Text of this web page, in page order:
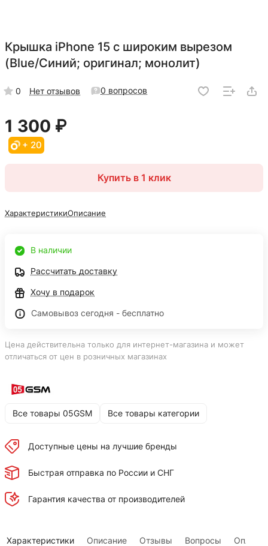
Крышка iPhone 15 с широким вырезом
(Blue/Синий; оригинал; монолит)
0 Нет отзывов 0 вопросов
1 300 ₽
+ 20
Купить в 1 клик
ХарактеристикиОписание
В наличии
Рассчитать доставку
Хочу в подарок
Самовывоз сегодня - бесплатно
Цена действительна только для интернет-магазина и может
отличаться от цен в розничных магазинах
Все товары 05GSM Все товары категории
Доступные цены на лучшие бренды
Быстрая отправка по России и СНГ
Гарантия качества от производителей
Характеристики Описание Отзывы Вопросы Оплата